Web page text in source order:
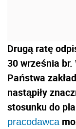
Drugą ratę
30 września br.
Państwa
nastąpiły
stosunku do
pracodawca